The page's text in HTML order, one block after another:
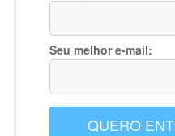
Seu melhor e-mail:
QUERO